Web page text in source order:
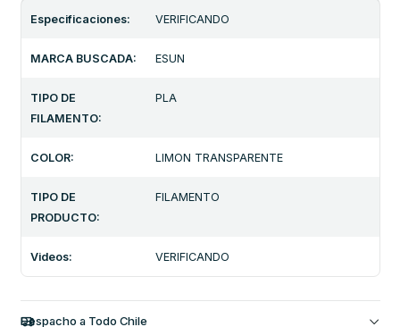
Especificaciones: VERIFICANDO
MARCA BUSCADA: ESUN
TIPO DE
FILAMENTO:
PLA
COLOR: LIMON TRANSPARENTE
TIPO DE
PRODUCTO:
FILAMENTO
Videos: VERIFICANDO
Despacho a Todo Chile